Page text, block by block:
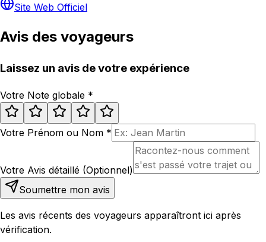
Site Web Officiel
Avis des voyageurs
Laissez un avis de votre expérience
Votre Note globale *
Votre Prénom ou Nom *
Votre Avis détaillé (Optionnel)
Soumettre mon avis
Les avis récents des voyageurs apparaîtront ici après
vérification.